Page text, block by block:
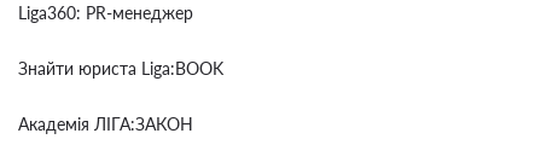
Liga360: PR-менеджер
Знайти юриста Liga:BOOK
Академія ЛІГА:ЗАКОН